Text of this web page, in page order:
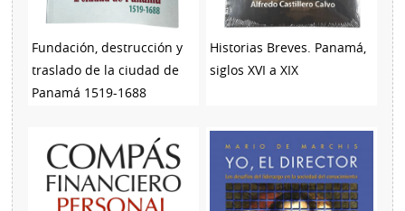
Fundación, destrucción y
traslado de la ciudad de
Panamá 1519-1688
Historias Breves. Panamá,
siglos XVI a XIX